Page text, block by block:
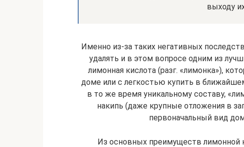
выходу
Именно из-за таких негативных
удалять и в этом вопросе одним из
лимонная кислота (разг. «лимонка»),
доме или с легкостью купить в
в то же время уникальному составу,
накипь (даже крупные отложения в
первоначальный вид
Из основных преимуществ